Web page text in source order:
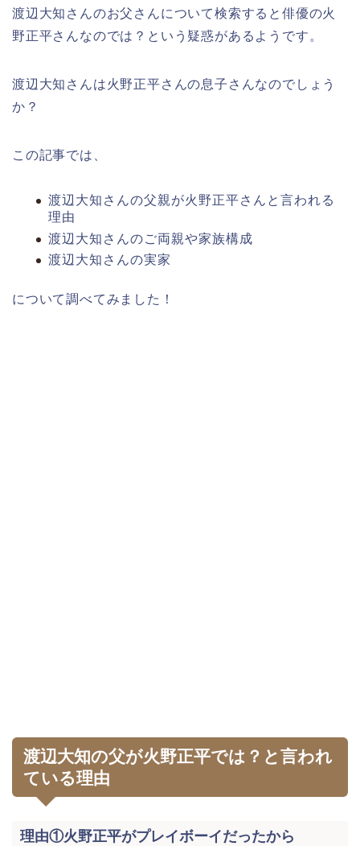
渡辺大知さんのお父さんについて検索すると俳優の火
野正平さんなのでは？という疑惑があるようです。
渡辺大知さんは火野正平さんの息子さんなのでしょう
か？
この記事では、
渡辺大知さんの父親が火野正平さんと言われる
理由
渡辺大知さんのご両親や家族構成
渡辺大知さんの実家
について調べてみました！
渡辺大知の父が火野正平では？と言われ
ている理由
理由①火野正平がプレイボーイだったから